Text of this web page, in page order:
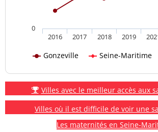
Gonzeville Seine-Maritime
2016 2017 2018 2019
0
Villes avec le meilleur accès aux
Villes où il est difficile de voir une
Les maternités en Seine-